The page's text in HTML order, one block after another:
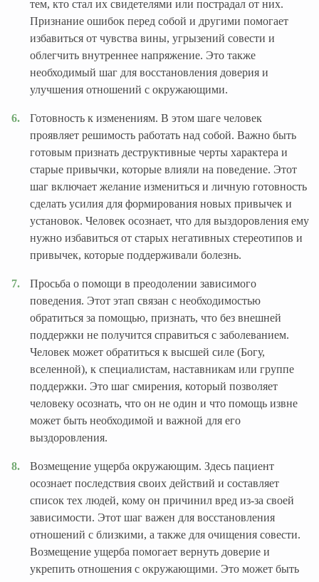
тем, кто стал их свидетелями или пострадал от них.
Признание ошибок перед собой и другими помогает
избавиться от чувства вины, угрызений совести и
облегчить внутреннее напряжение. Это также
необходимый шаг для восстановления доверия и
улучшения отношений с окружающими.
Готовность к изменениям. В этом шаге человек
проявляет решимость работать над собой. Важно быть
готовым признать деструктивные черты характера и
старые привычки, которые влияли на поведение. Этот
шаг включает желание измениться и личную готовность
сделать усилия для формирования новых привычек и
установок. Человек осознает, что для выздоровления ему
нужно избавиться от старых негативных стереотипов и
привычек, которые поддерживали болезнь.
Просьба о помощи в преодолении зависимого
поведения. Этот этап связан с необходимостью
обратиться за помощью, признать, что без внешней
поддержки не получится справиться с заболеванием.
Человек может обратиться к высшей силе (Богу,
вселенной), к специалистам, наставникам или группе
поддержки. Это шаг смирения, который позволяет
человеку осознать, что он не один и что помощь извне
может быть необходимой и важной для его
выздоровления.
Возмещение ущерба окружающим. Здесь пациент
осознает последствия своих действий и составляет
список тех людей, кому он причинил вред из-за своей
зависимости. Этот шаг важен для восстановления
отношений с близкими, а также для очищения совести.
Возмещение ущерба помогает вернуть доверие и
укрепить отношения с окружающими. Это может быть